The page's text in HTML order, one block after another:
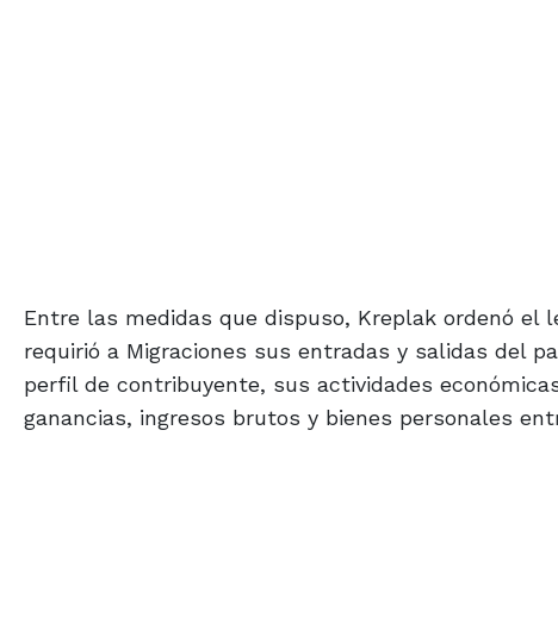
Entre las medidas que dispuso, Kreplak ordenó
requirió a Migraciones sus entradas y salidas del
perfil de contribuyente, sus actividades
ganancias, ingresos brutos y bienes personales